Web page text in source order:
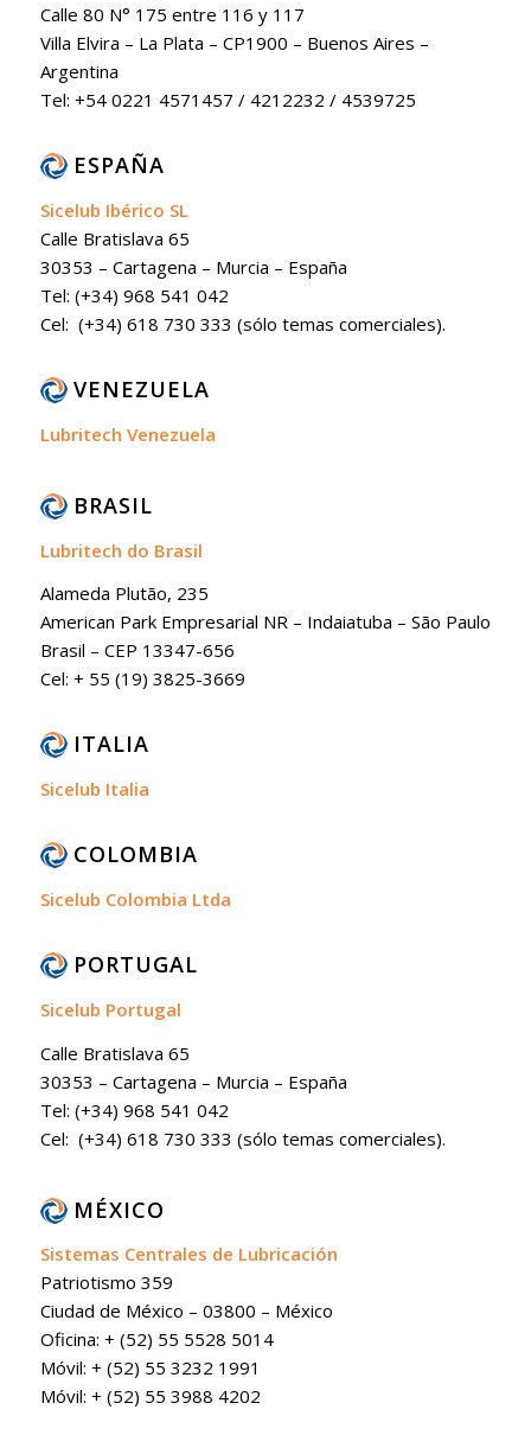
Calle 80 N° 175 entre 116 y 117
Villa Elvira – La Plata – CP1900 – Buenos Aires –
Argentina
Tel: +54 0221 4571457 / 4212232 / 4539725
ESPAÑA
Sicelub Ibérico SL
Calle Bratislava 65
30353 – Cartagena – Murcia – España
Tel: (+34) 968 541 042
Cel: (+34) 618 730 333 (sólo temas comerciales).
VENEZUELA
Lubritech Venezuela
BRASIL
Lubritech do Brasil
Alameda Plutão, 235
American Park Empresarial NR – Indaiatuba – São Paulo
Brasil – CEP 13347-656
Cel: + 55 (19) 3825-3669
ITALIA
Sicelub Italia
COLOMBIA
Sicelub Colombia Ltda
PORTUGAL
Sicelub Portugal
Calle Bratislava 65
30353 – Cartagena – Murcia – España
Tel: (+34) 968 541 042
Cel: (+34) 618 730 333 (sólo temas comerciales).
MÉXICO
Sistemas Centrales de Lubricación
Patriotismo 359
Ciudad de México – 03800 – México
Oficina: + (52) 55 5528 5014
Móvil: + (52) 55 3232 1991
Móvil: + (52) 55 3988 4202